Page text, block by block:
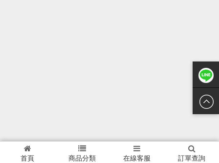
首頁 商品分類 在線客服 訂單查詢
Line聯絡